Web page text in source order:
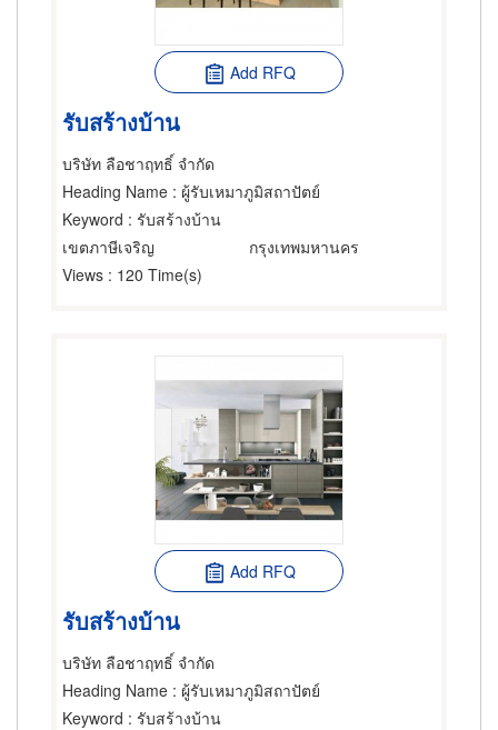
Add RFQ
รับสร้างบ้าน
บริษัท ลือชาฤทธิ์ จำกัด
Heading Name : ผู้รับเหมาภูมิสถาปัตย์
Keyword : รับสร้างบ้าน
เขตภาษีเจริญ
กรุงเทพมหานคร
Views : 120 Time(s)
Add RFQ
รับสร้างบ้าน
บริษัท ลือชาฤทธิ์ จำกัด
Heading Name : ผู้รับเหมาภูมิสถาปัตย์
Keyword : รับสร้างบ้าน